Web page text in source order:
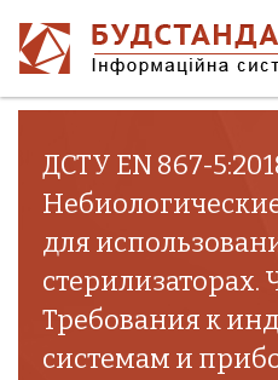
ДСТУ EN 867-
для
стерилизаторах.
Требования к
системам и